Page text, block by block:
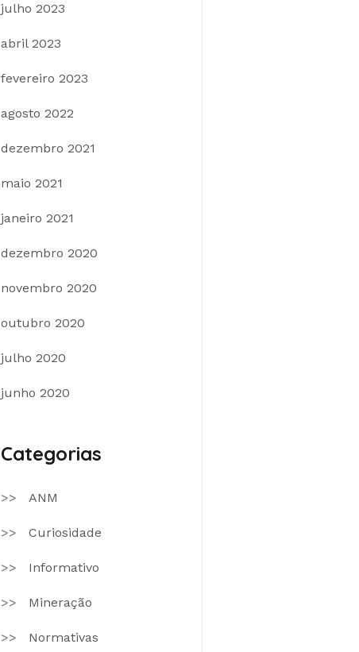
julho 2023
abril 2023
fevereiro 2023
agosto 2022
dezembro 2021
maio 2021
janeiro 2021
dezembro 2020
novembro 2020
outubro 2020
julho 2020
junho 2020
Categorias
ANM
Curiosidade
Informativo
Mineração
Normativas